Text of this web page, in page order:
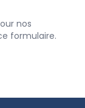
669 km.
nos
formulaire.